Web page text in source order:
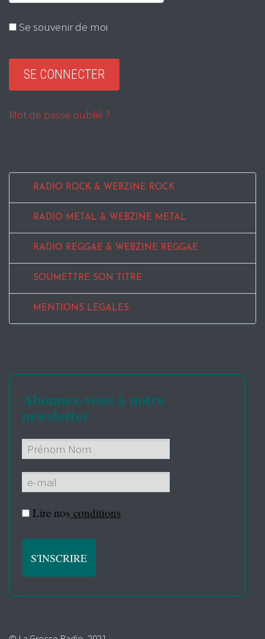
Se souvenir de moi
Mot de passe oublié ?
RADIO ROCK & WEBZINE ROCK
RADIO METAL & WEBZINE METAL
RADIO REGGAE & WEBZINE REGGAE
SOUMETTRE SON TITRE
MENTIONS LEGALES
Abonnez-vous à notre
newsletter
Lire nos conditions